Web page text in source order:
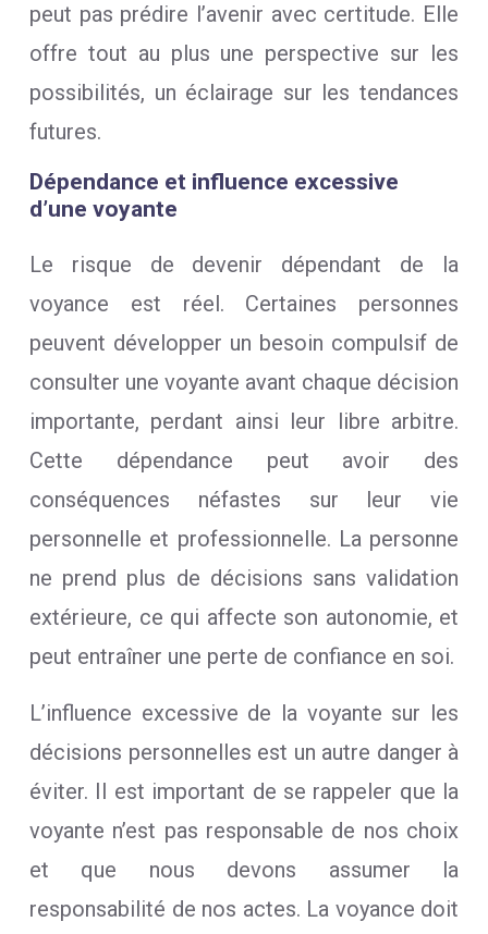
peut pas prédire l’avenir avec certitude. Elle
offre tout au plus une perspective sur les
possibilités, un éclairage sur les tendances
futures.
Dépendance et influence excessive
d’une voyante
Le risque de devenir dépendant de la
voyance est réel. Certaines personnes
peuvent développer un besoin compulsif de
consulter une voyante avant chaque décision
importante, perdant ainsi leur libre arbitre.
Cette dépendance peut avoir des
conséquences néfastes sur leur vie
personnelle et professionnelle. La personne
ne prend plus de décisions sans validation
extérieure, ce qui affecte son autonomie, et
peut entraîner une perte de confiance en soi.
L’influence excessive de la voyante sur les
décisions personnelles est un autre danger à
éviter. Il est important de se rappeler que la
voyante n’est pas responsable de nos choix
et que nous devons assumer la
responsabilité de nos actes. La voyance doit